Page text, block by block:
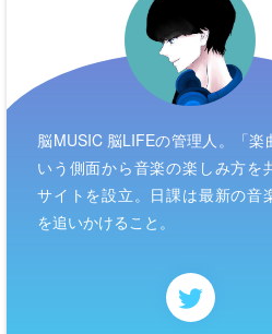
脳MUSIC 脳LIFEの管理人。「楽
いう側面から音楽の楽しみ方を
サイトを設立。日課は最新の音
を追いかけること。